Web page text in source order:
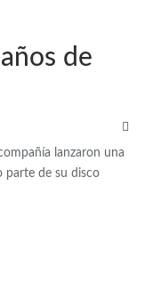
de
lanzaron una
parte de su disco